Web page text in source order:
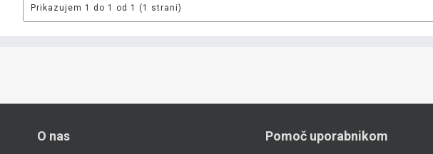
Prikazujem 1 do 1 od 1 (1 strani)
O nas Pomoč uporabnikom